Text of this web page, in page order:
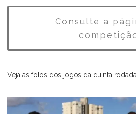
Consulte a
Veja as fotos dos jogos da quinta